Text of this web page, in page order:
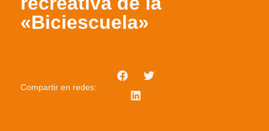
«Biciescuela»
Compartir en redes: